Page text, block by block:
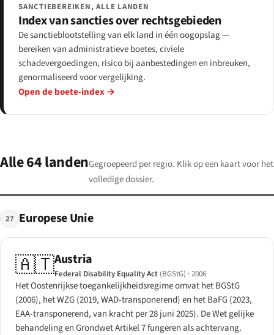
SANCTIEBEREIKEN, ALLE LANDEN
Index van sancties over rechtsgebieden
De sanctieblootstelling van elk land in één oogopslag —
bereiken van administratieve boetes, civiele
schadevergoedingen, risico bij aanbestedingen en inbreuken,
genormaliseerd voor vergelijking.
Open de boete-index →
Alle 64 landenGegroepeerd per regio. Klik op een kaart voor het
volledige dossier.
27 Europese Unie
🇦🇹Austria
Federal Disability Equality Act (BGStG) · 2006
Het Oostenrijkse toegankelijkheidsregime omvat het BGStG
(2006), het WZG (2019, WAD-transponerend) en het BaFG (2023,
EAA-transponerend, van kracht per 28 juni 2025). De Wet gelijke
behandeling en Grondwet Artikel 7 fungeren als achtervang.